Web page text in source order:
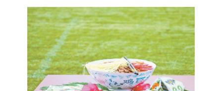
新疆 内蒙古 黑龙江
多语种频道
English Español Français عربى
Русский язык 日本語 한국어